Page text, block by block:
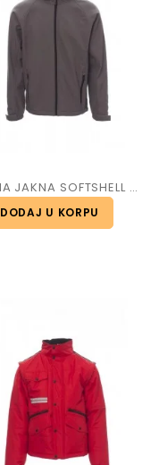
RADNA JAKNA SOFTSHELL ART.GALE
DODAJ U KORPU